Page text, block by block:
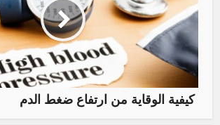
كيفية الوقاية من ارتفاع ضغط الدم